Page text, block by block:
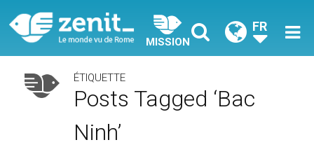
MISSION
FR
ÉTIQUETTE
Posts Tagged ‘Bac
Ninh’